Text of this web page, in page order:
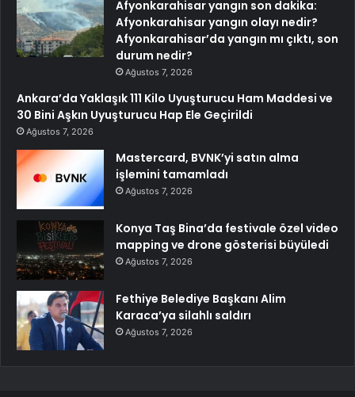
Afyonkarahisar yangın son dakika:
Afyonkarahisar yangın olayı nedir?
Afyonkarahisar’da yangın mı çıktı, son
durum nedir?
Ağustos 7, 2026
Ankara’da Yaklaşık 111 Kilo Uyuşturucu Ham Maddesi ve
30 Bini Aşkın Uyuşturucu Hap Ele Geçirildi
Ağustos 7, 2026
Mastercard, BVNK’yi satın alma
işlemini tamamladı
Ağustos 7, 2026
Konya Taş Bina’da festivale özel video
mapping ve drone gösterisi büyüledi
Ağustos 7, 2026
Fethiye Belediye Başkanı Alim
Karaca’ya silahlı saldırı
Ağustos 7, 2026